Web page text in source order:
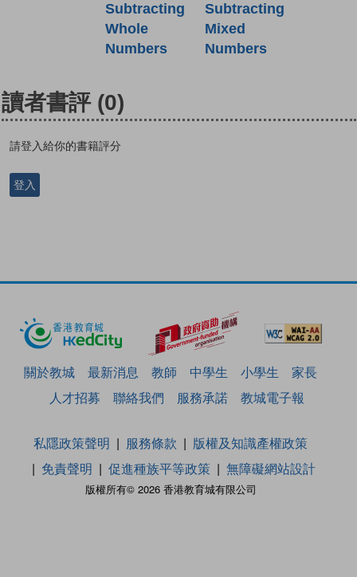
Subtracting
Whole
Numbers
Subtracting
Mixed
Numbers
讀者書評 (0)
請登入給你的書籍評分
登入
關於教城 最新消息 教師 中學生 小學生
家長
人才招募
聯絡我們 服務承諾 教城電子報
版權所有© 2026 香港教育城有限公司
私隱政策聲明 服務條款
版權及知識產權政策
免責聲明
促進種族平等政策 無障礙網站設計